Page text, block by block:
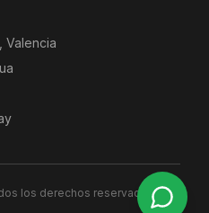
Valencia
los derechos reservados.